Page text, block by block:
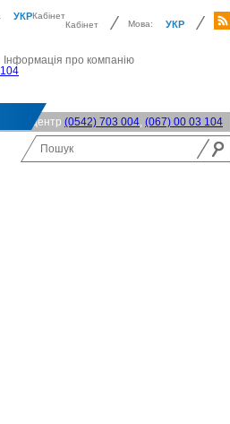
Кабінет Мова: УКР
Кабінет
УКР
Інформація про компанію
центр (0542) 703 004, (067) 00 03 104